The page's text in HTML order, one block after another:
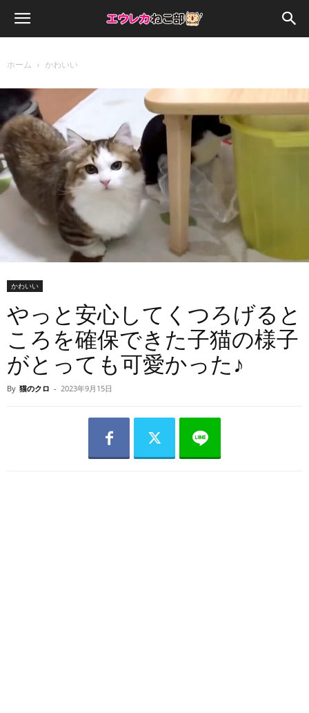
ホーム かわいい
かわいい
やっと安心してくつろげると
ころを確保できた子猫の様子
がとっても可愛かった♪
By 猫のクロ - 2023年9月15日